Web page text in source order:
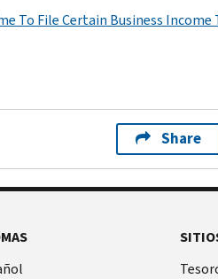
To File Certain Business
Share